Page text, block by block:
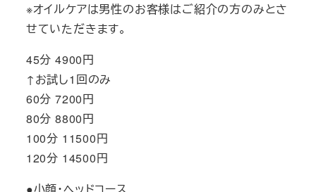
※オイルケアは男性のお客様はご紹介の方のみとさ
せていただきます。
45分 4900円
↑お試し1回のみ
60分 7200円
80分 8800円
100分 11500円
120分 14500円